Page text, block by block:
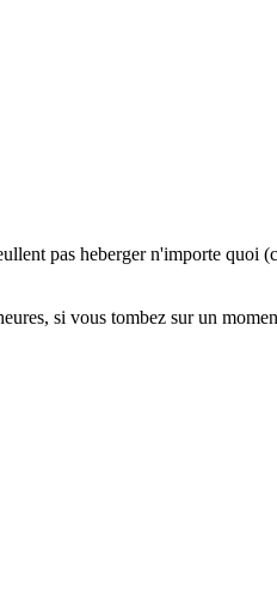
pas heberger n'importe quoi
si vous tombez sur un